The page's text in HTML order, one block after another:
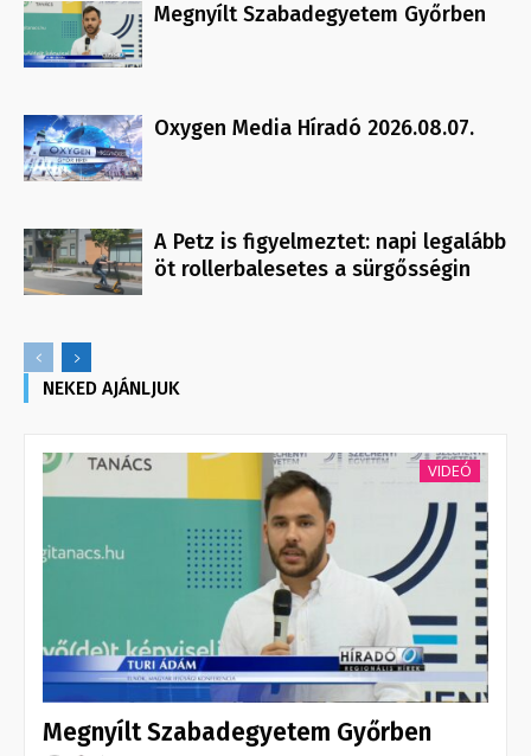
Megnyílt Szabadegyetem Győrben
Oxygen Media Híradó 2026.08.07.
A Petz is figyelmeztet: napi legalább
öt rollerbalesetes a sürgősségin
NEKED AJÁNLJUK
VIDEÓ
Megnyílt Szabadegyetem Győrben